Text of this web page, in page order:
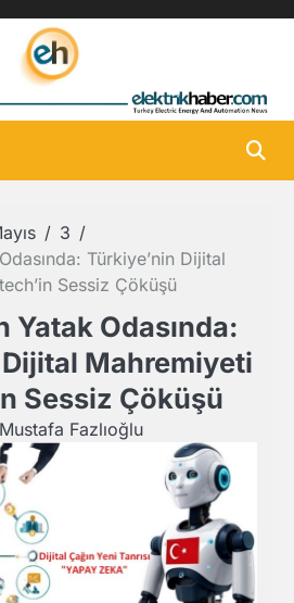
3
Türkiye’nin Dijital
Sessiz Çöküşü
Yatak Odasında:
Mahremiyeti
Sessiz Çöküşü
Mustafa Fazlıoğlu